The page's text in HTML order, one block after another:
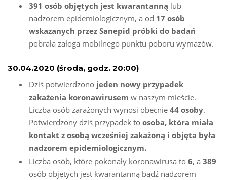
391 osób objętych jest kwarantanną lub
nadzorem epidemiologicznym, a od 17 osób
wskazanych przez Sanepid próbki do badań
pobrała załoga mobilnego punktu poboru wymazów.
30.04.2020 (środa, godz. 20:00)
Dziś potwierdzono jeden nowy przypadek
zakażenia koronawirusem w naszym mieście.
Liczba osób zarażonych wynosi obecnie 44 osoby.
Potwierdzony dziś przypadek to osoba, która miała
kontakt z osobą wcześniej zakażoną i objęta była
nadzorem epidemiologicznym.
Liczba osób, które pokonały koronawirusa to 6, a 389
osób objętych jest kwarantanną bądź nadzorem